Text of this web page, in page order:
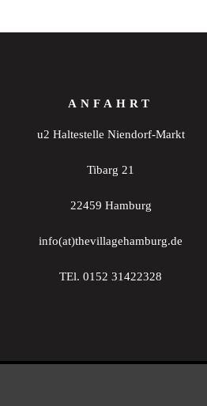
ANFAHRT
u2 Haltestelle Niendorf-Markt
Tibarg 21
22459 Hamburg
info(at)thevillagehamburg.de
TEl. 0152 31422328